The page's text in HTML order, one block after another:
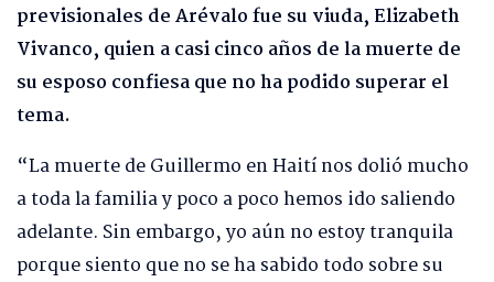
previsionales de Arévalo fue su viuda, Elizabeth
Vivanco, quien a casi cinco años de la muerte de
su esposo confiesa que no ha podido superar el
tema.
“La muerte de Guillermo en Haití nos dolió mucho
a toda la familia y poco a poco hemos ido saliendo
adelante. Sin embargo, yo aún no estoy tranquila
porque siento que no se ha sabido todo sobre su